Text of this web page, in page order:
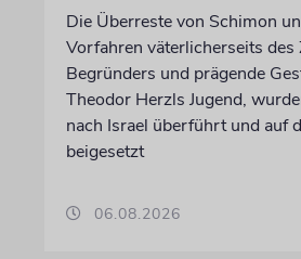
Die Überreste von Schimon
Vorfahren väterlicherseits
Begründers und prägende
Theodor Herzls Jugend,
nach Israel überführt und auf
beigesetzt
06.08.2026